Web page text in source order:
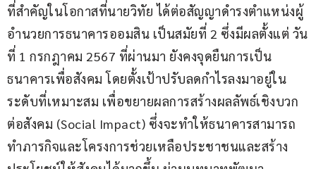
ที่สำคัญในโอกาสที่นายวิทัย ได้ต่อสัญญาดำรงตำแหน่งผู้
อำนวยการธนาคารออมสิน เป็นสมัยที่ 2 ซึ่งมีผลตั้งแต่ วัน
ที่ 1 กรกฎาคม 2567 ที่ผ่านมา ยังคงจุดยืนการเป็น
ธนาคารเพื่อสังคม โดยตั้งเป้าปรับลดกำไรลงมาอยู่ใน
ระดับที่เหมาะสม เพื่อขยายผลการสร้างผลลัพธ์เชิงบวก
ต่อสังคม (Social Impact) ซึ่งจะทำให้ธนาคารสามารถ
ทำภารกิจและโครงการช่วยเหลือประชาชนและสร้าง